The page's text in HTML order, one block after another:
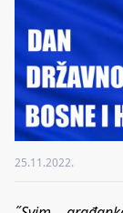
25.11.2022.